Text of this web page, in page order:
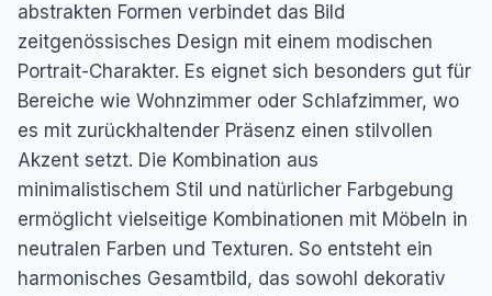
abstrakten Formen verbindet das Bild
zeitgenössisches Design mit einem modischen
Portrait-Charakter. Es eignet sich besonders gut für
Bereiche wie Wohnzimmer oder Schlafzimmer, wo
es mit zurückhaltender Präsenz einen stilvollen
Akzent setzt. Die Kombination aus
minimalistischem Stil und natürlicher Farbgebung
ermöglicht vielseitige Kombinationen mit Möbeln in
neutralen Farben und Texturen. So entsteht ein
harmonisches Gesamtbild, das sowohl dekorativ